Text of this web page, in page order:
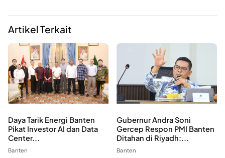
Artikel Terkait
Daya Tarik Energi Banten
Pikat Investor AI dan Data
Center...
Banten
Gubernur Andra Soni
Gercep Respon PMI Banten
Ditahan di Riyadh:...
Banten